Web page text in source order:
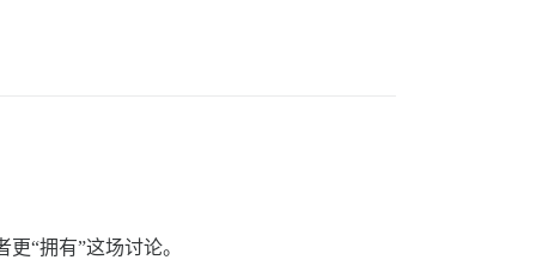
“拥有”这场讨论。